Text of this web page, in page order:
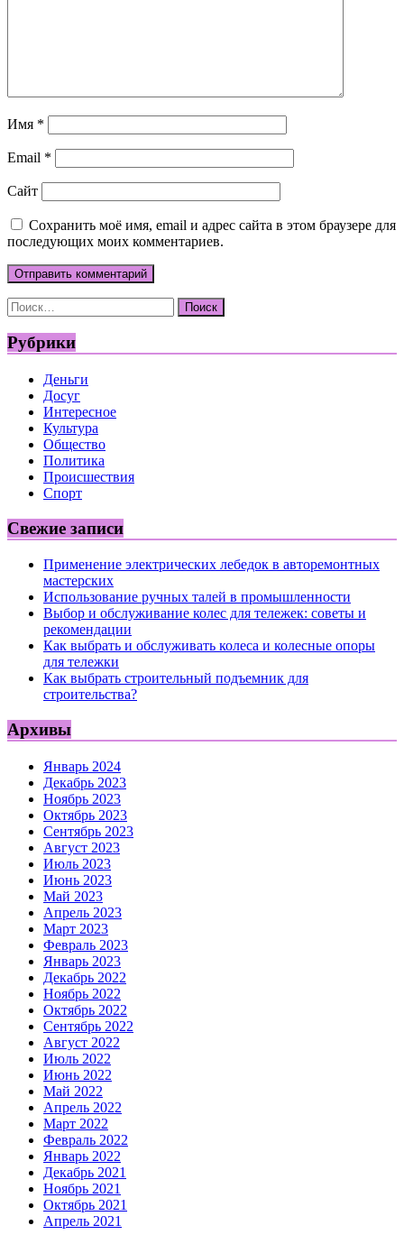
Имя *
Email *
Сайт
Сохранить моё имя, email и адрес сайта в этом браузере для
последующих моих комментариев.
Найти:
Рубрики
Деньги
Досуг
Интересное
Культура
Общество
Политика
Происшествия
Спорт
Свежие записи
Применение электрических лебедок в авторемонтных
мастерских
Использование ручных талей в промышленности
Выбор и обслуживание колес для тележек: советы и
рекомендации
Как выбрать и обслуживать колеса и колесные опоры
для тележки
Как выбрать строительный подъемник для
строительства?
Архивы
Январь 2024
Декабрь 2023
Ноябрь 2023
Октябрь 2023
Сентябрь 2023
Август 2023
Июль 2023
Июнь 2023
Май 2023
Апрель 2023
Март 2023
Февраль 2023
Январь 2023
Декабрь 2022
Ноябрь 2022
Октябрь 2022
Сентябрь 2022
Август 2022
Июль 2022
Июнь 2022
Май 2022
Апрель 2022
Март 2022
Февраль 2022
Январь 2022
Декабрь 2021
Ноябрь 2021
Октябрь 2021
Апрель 2021